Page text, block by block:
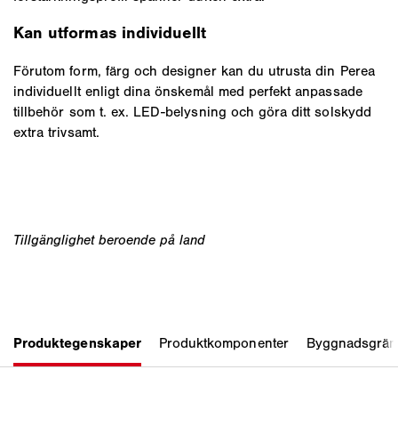
Kan utformas individuellt
Förutom form, färg och designer kan du utrusta din Perea
individuellt enligt dina önskemål med perfekt anpassade
tillbehör som t. ex. LED-belysning och göra ditt solskydd
extra trivsamt.